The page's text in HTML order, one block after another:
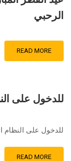
الرحبي
READ MORE
للدخول على
للدخول على النظام
READ MORE